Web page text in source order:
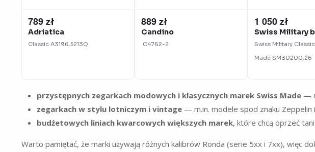
789 zł
Adriatica
Classic A3196.5213Q
889 zł
Candino
C4762-2
1 050 zł
Swiss Military
Swiss Military
Made SM30200.26
przystępnych zegarkach modowych i klasycznych marek Swiss Made —
zegarkach w stylu lotniczym i vintage — m.in. modele spod znaku Zeppelin
budżetowych liniach kwarcowych większych marek, które chcą oprzeć
Warto pamiętać, że marki używają różnych kalibrów Ronda (serie 5xx i 7xx), więc